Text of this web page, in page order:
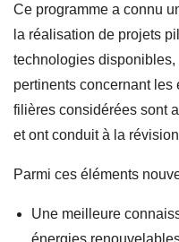
Ce programme a connu
la réalisation de projets
technologies
pertinents concernant
filières considérées sont
et ont conduit à la
Parmi ces éléments
Une meilleure
énergies